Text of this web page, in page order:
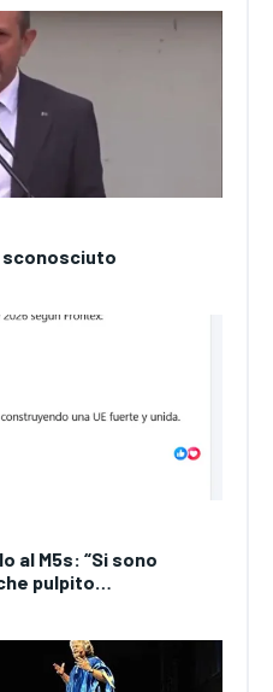
sconosciuto
al M5s: “Si sono
pulpito…